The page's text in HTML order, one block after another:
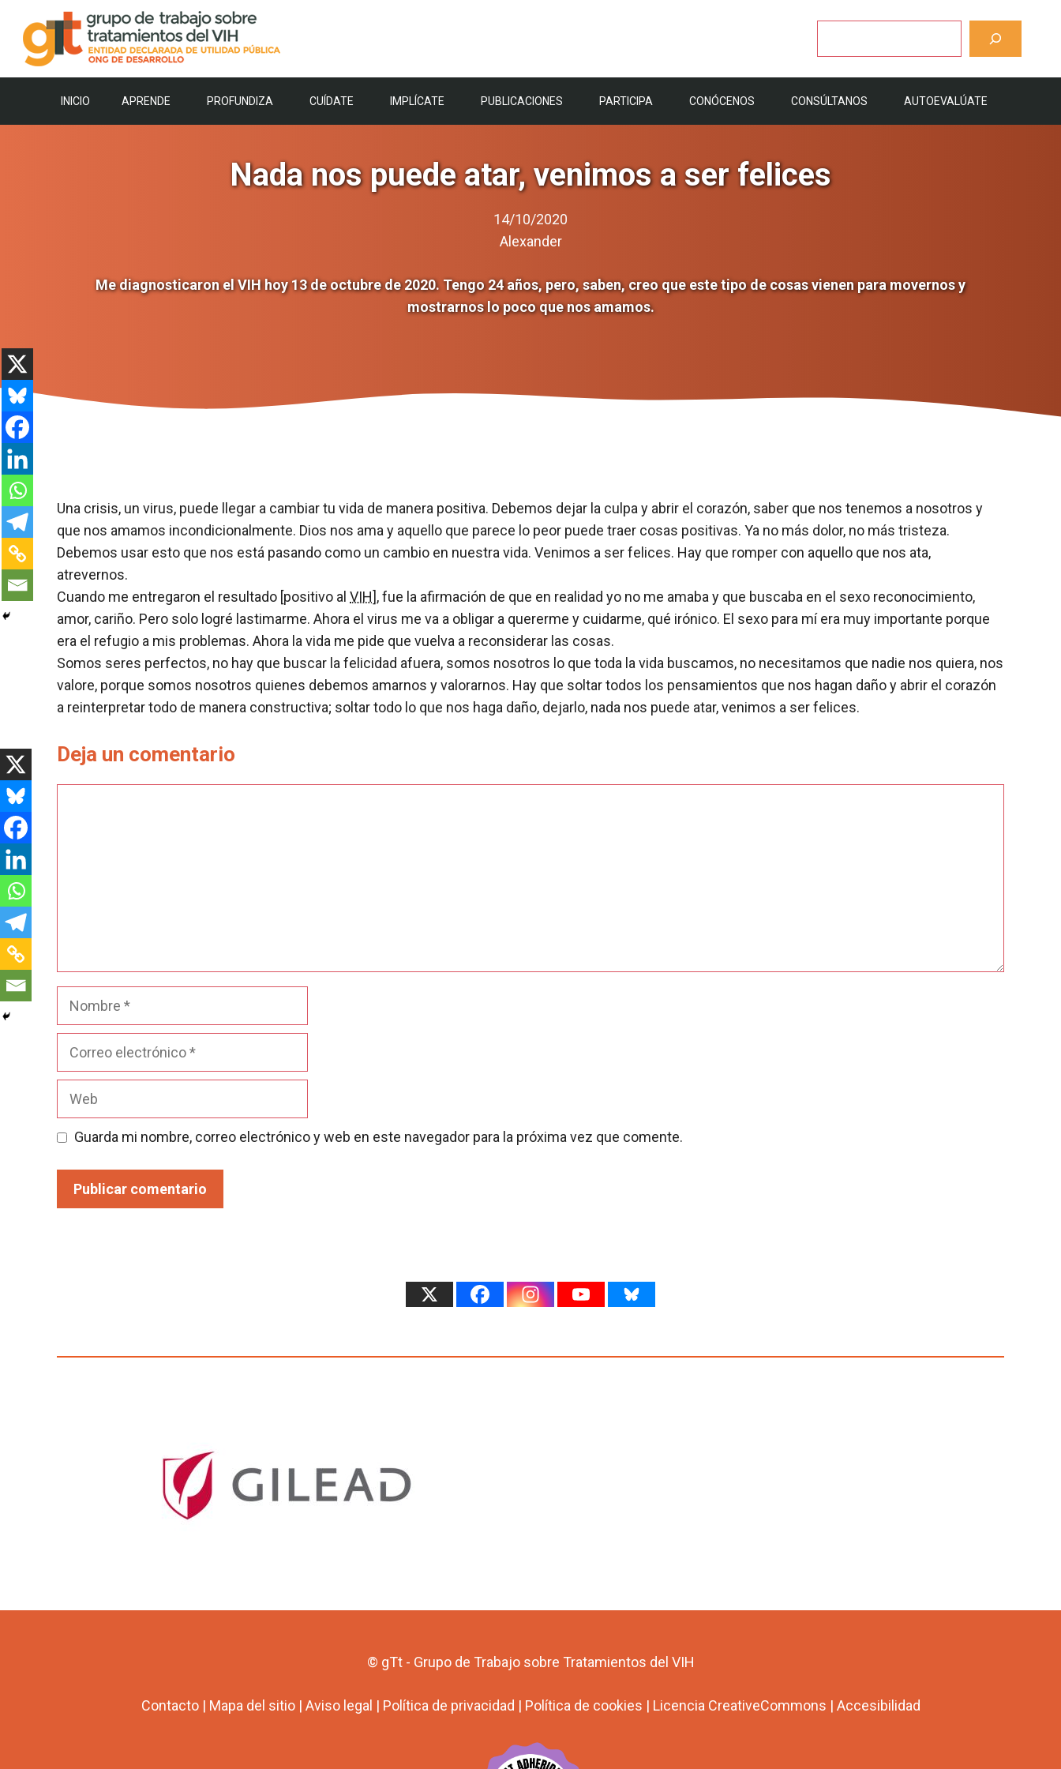
contenido
INICIO APRENDE PROFUNDIZA CUÍDATE IMPLÍCATE PUBLICACIONES PARTICIPA CONÓCENOS CONSÚLTANOS AUTOEVALÚATE
Nada nos puede atar, venimos a ser felices
14/10/2020
Alexander
Me diagnosticaron el VIH hoy 13 de octubre de 2020. Tengo 24 años, pero, saben, creo que este tipo de cosas vienen para movernos y
mostrarnos lo poco que nos amamos.
Una crisis, un virus, puede llegar a cambiar tu vida de manera positiva. Debemos dejar la culpa y abrir el corazón, saber que nos tenemos a nosotros y
que nos amamos incondicionalmente. Dios nos ama y aquello que parece lo peor puede traer cosas positivas. Ya no más dolor, no más tristeza.
Debemos usar esto que nos está pasando como un cambio en nuestra vida. Venimos a ser felices. Hay que romper con aquello que nos ata,
atrevernos.
Cuando me entregaron el resultado [positivo al VIH], fue la afirmación de que en realidad yo no me amaba y que buscaba en el sexo reconocimiento,
amor, cariño. Pero solo logré lastimarme. Ahora el virus me va a obligar a quererme y cuidarme, qué irónico. El sexo para mí era muy importante porque
era el refugio a mis problemas. Ahora la vida me pide que vuelva a reconsiderar las cosas.
Somos seres perfectos, no hay que buscar la felicidad afuera, somos nosotros lo que toda la vida buscamos, no necesitamos que nadie nos quiera, nos
valore, porque somos nosotros quienes debemos amarnos y valorarnos. Hay que soltar todos los pensamientos que nos hagan daño y abrir el corazón
a reinterpretar todo de manera constructiva; soltar todo lo que nos haga daño, dejarlo, nada nos puede atar, venimos a ser felices.
Deja un comentario
Nombre
Guarda mi nombre, correo electrónico y web en este navegador para la próxima vez que comente.
© gTt - Grupo de Trabajo sobre Tratamientos del VIH
Contacto| Mapa del sitio| Aviso legal | Política de privacidad | Política de cookies | Licencia CreativeCommons | Accesibilidad